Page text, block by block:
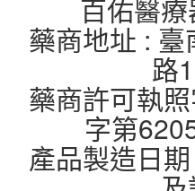
百佑醫
藥商地址 :
路
藥商許可執
字第
產品製造日